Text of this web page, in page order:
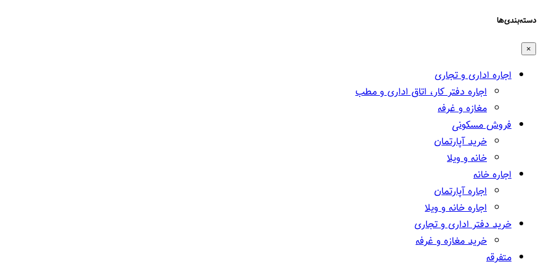
دسته‌بندی‌ها
×
اجاره اداری و تجاری
اجاره دفتر کار، اتاق اداری و مطب
مغازه و غرفه
فروش مسکونی
خرید آپارتمان
خانه و ویلا
اجاره خانه
اجاره آپارتمان
اجاره خانه و ویلا
خرید دفتر اداری و تجاری
خرید مغازه و غرفه
متفرقه